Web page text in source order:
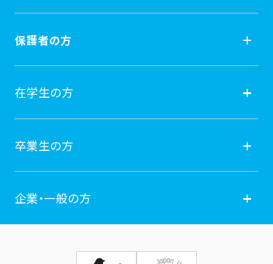
受験生の方
オープンキャンパス
保護者の方
保護者の方
学費納付金・奨学金
在学生の方
在学生の方
学年暦
卒業生の方
卒業生の方
企業・一般の方